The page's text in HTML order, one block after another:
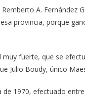
A. Fernández
provincia, porque
fuerte, que se
Julio Boudy, único
de 1970, efectuado